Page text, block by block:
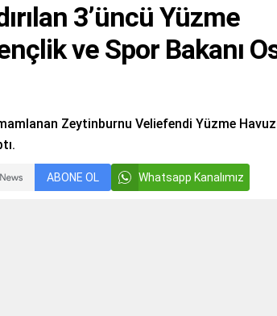
3’üncü Yüzme
ve Spor Bakanı
Zeytinburnu Veliefendi Yüzme
ABONE OL Whatsapp Kanalımız